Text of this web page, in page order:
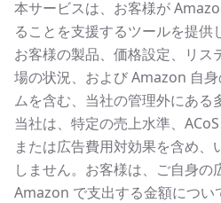
本サービスは、お客様が
ることを支援するツールを提供
お客様の製品、価格設定、リス
場の状況、および Amazon 自
ムを含む、当社の管理外にある
当社は、特定の売上水準、
または広告費用対効果を含め、
しません。お客様は、ご自身
Amazon で支出する金額につい